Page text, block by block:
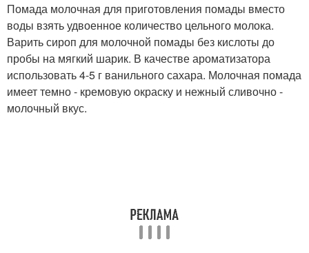
Помада молочная для приготовления помады вместо
воды взять удвоенное количество цельного молока.
Варить сироп для молочной помады без кислоты до
пробы на мягкий шарик. В качестве ароматизатора
использовать 4-5 г ванильного сахара. Молочная помада
имеет темно - кремовую окраску и нежный сливочно -
молочный вкус.